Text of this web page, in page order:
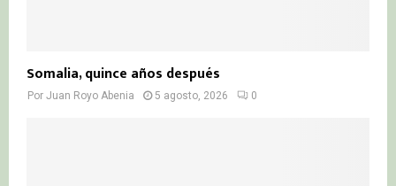
Somalia, quince años después
Por Juan Royo Abenia 5 agosto, 2026 0